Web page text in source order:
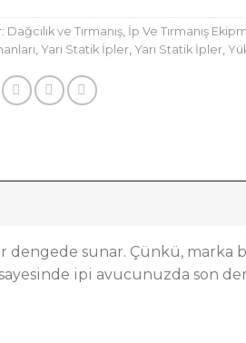
Dağcılık ve Tırmanış, İp Ve Tırmanış
, Yarı Statik İpler, Yarı Statik İpler,
dengede sunar. Çünkü,
ipi avucunuzda son